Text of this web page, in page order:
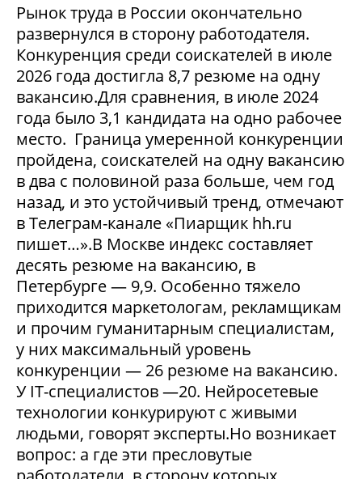
Рынок труда в России окончательно
развернулся в сторону работодателя.
Конкуренция среди соискателей в июле
2026 года достигла 8,7 резюме на одну
вакансию.Для сравнения, в июле 2024
года было 3,1 кандидата на одно рабочее
место. Граница умеренной конкуренции
пройдена, соискателей на одну вакансию
в два с половиной раза больше, чем год
назад, и это устойчивый тренд, отмечают
в Телеграм-канале «Пиарщик hh.ru
пишет…».В Москве индекс составляет
десять резюме на вакансию, в
Петербурге — 9,9. Особенно тяжело
приходится маркетологам, рекламщикам
и прочим гуманитарным специалистам,
у них максимальный уровень
конкуренции — 26 резюме на вакансию.
У IT-специалистов —20. Нейросетевые
технологии конкурируют с живыми
людьми, говорят эксперты.Но возникает
вопрос: а где эти пресловутые